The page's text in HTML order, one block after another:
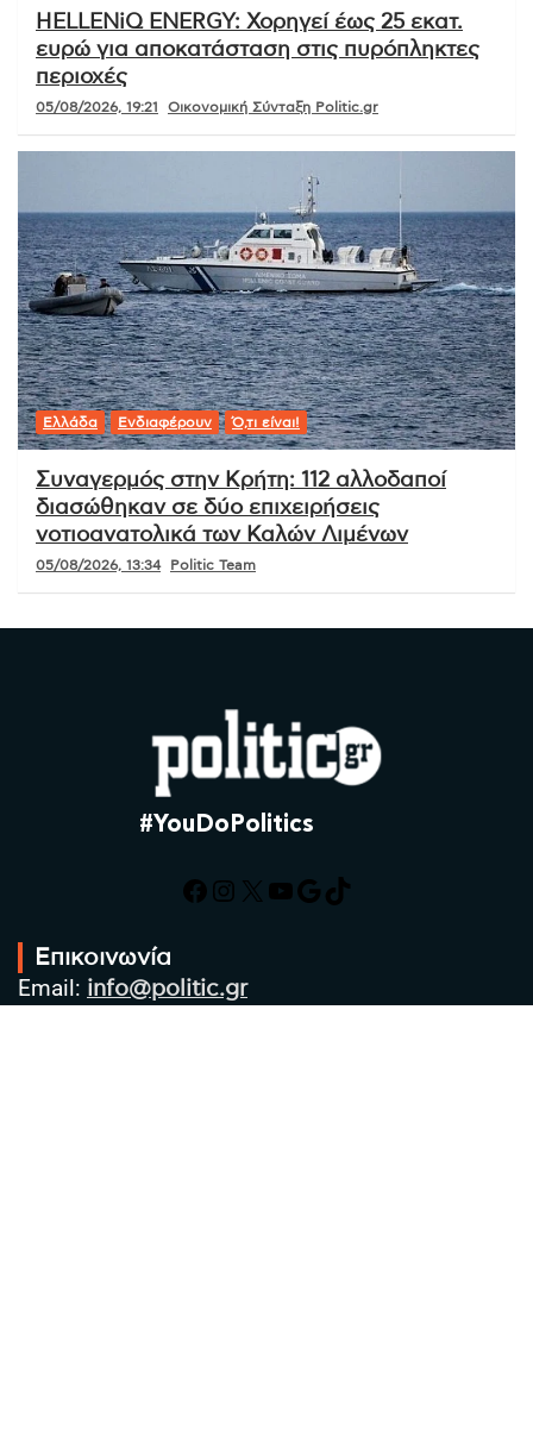
HELLENiQ ENERGY: Χορηγεί έως 25 εκατ.
ευρώ για αποκατάσταση στις πυρόπληκτες
περιοχές
05/08/2026, 19:21 Οικονομική Σύνταξη Politic.gr
Ελλάδα Ενδιαφέρουν Ό,τι είναι!
Συναγερμός στην Κρήτη: 112 αλλοδαποί
διασώθηκαν σε δύο επιχειρήσεις
νοτιοανατολικά των Καλών Λιμένων
05/08/2026, 13:34 Politic Team
#YouDoPolitics
Facebook
Instagram
X YouTube
Google
TikTok
Επικοινωνία
Email: info@politic.gr